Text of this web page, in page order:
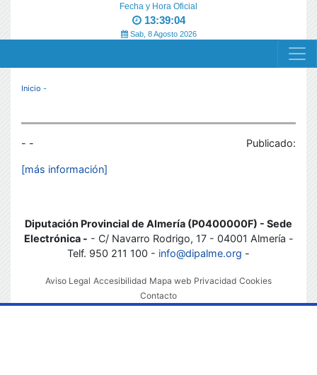
Fecha y Hora Oficial
13:39:04
Sab, 8 Agosto 2026
MENÚ RESPONSIVE
Inicio -
- - Publicado:
[más información]
Diputación Provincial de Almería (P0400000F) - Sede
Electrónica - - C/ Navarro Rodrigo, 17 - 04001 Almería -
Telf. 950 211 100 - info@dipalme.org -
Aviso Legal Accesibilidad Mapa web Privacidad Cookies
Contacto